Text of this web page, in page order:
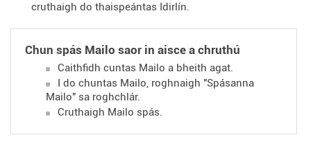
cruthaigh do thaispeántas Idirlín.
Chun spás Mailo saor in aisce a chruthú
Caithfidh cuntas Mailo a bheith agat.
I do chuntas Mailo, roghnaigh "Spásanna
Mailo" sa roghchlár.
Cruthaigh Mailo spás.